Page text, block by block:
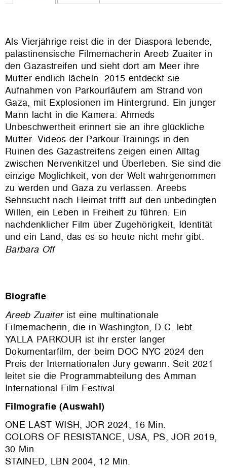
Als Vierjährige reist die in der Diaspora lebende,
palästinensische Filmemacherin Areeb Zuaiter in
den Gazastreifen und sieht dort am Meer ihre
Mutter endlich lächeln. 2015 entdeckt sie
Aufnahmen von Parkourläufern am Strand von
Gaza, mit Explosionen im Hintergrund. Ein junger
Mann lacht in die Kamera: Ahmeds
Unbeschwertheit erinnert sie an ihre glückliche
Mutter. Videos der Parkour-Trainings in den
Ruinen des Gazastreifens zeigen einen Alltag
zwischen Nervenkitzel und Überleben. Sie sind die
einzige Möglichkeit, von der Welt wahrgenommen
zu werden und Gaza zu verlassen. Areebs
Sehnsucht nach Heimat trifft auf den unbedingten
Willen, ein Leben in Freiheit zu führen. Ein
nachdenklicher Film über Zugehörigkeit, Identität
und ein Land, das es so heute nicht mehr gibt.
Barbara Off
Biografie
Areeb Zuaiterist eine multinationale
Filmemacherin, die in Washington, D.C. lebt.
YALLA PARKOUR ist ihr erster langer
Dokumentarfilm, der beim DOC NYC 2024 den
Preis der Internationalen Jury gewann. Seit 2021
leitet sie die Programmabteilung des Amman
International Film Festival.
Filmografie (Auswahl)
ONE LAST WISH, JOR 2024, 16 Min.
COLORS OF RESISTANCE, USA, PS, JOR 2019,
30 Min.
STAINED, LBN 2004, 12 Min.